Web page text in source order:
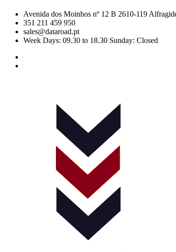
Avenida dos Moinhos nº 12 B 2610-119
351 211 459 950
sales@dataroad.pt
Week Days: 09.30 to 18.30 Sunday: Closed